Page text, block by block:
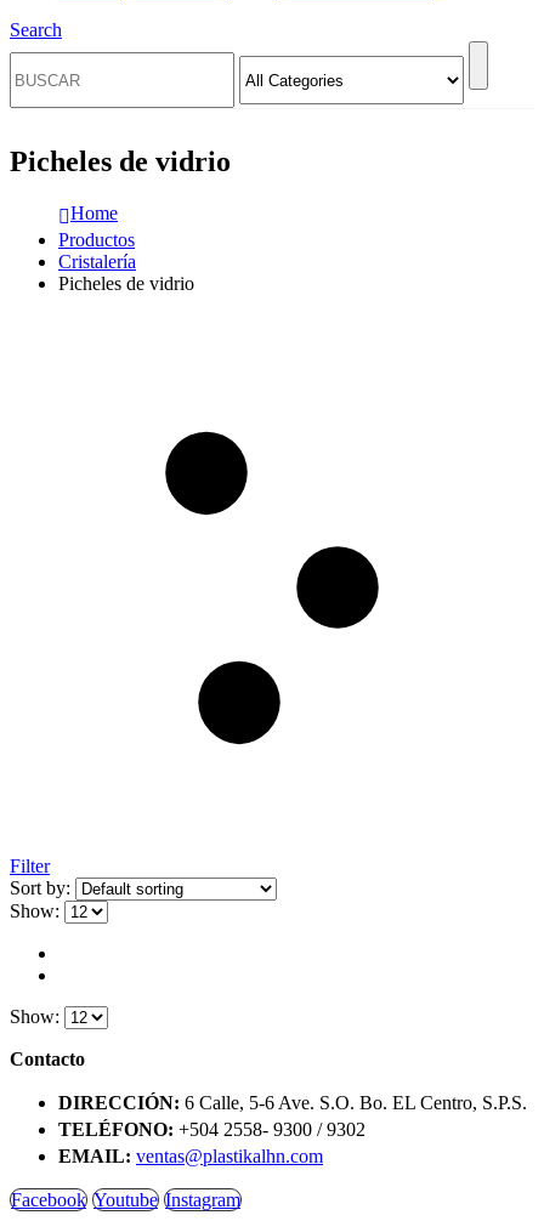
Search
Picheles de vidrio
Home
Productos
Cristalería
Picheles de vidrio
Filter
Sort by:
Show:
Show:
Contacto
DIRECCIÓN: 6 Calle, 5-6 Ave. S.O. Bo. EL Centro, S.P.S.
TELÉFONO: +504 2558- 9300 / 9302
EMAIL: ventas@plastikalhn.com
Facebook Youtube Instagram